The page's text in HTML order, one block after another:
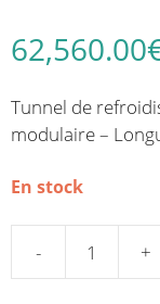
62,560.00
Tunnel de
modulaire –
En stock